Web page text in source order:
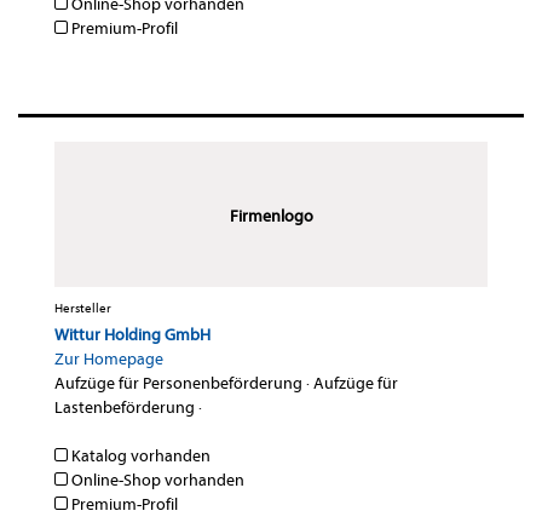
Online-Shop vorhanden
Premium-Profil
Firmenlogo
Hersteller
Wittur Holding GmbH
Zur Homepage
Aufzüge für Personenbeförderung ·Aufzüge für
Lastenbeförderung ·
Katalog vorhanden
Online-Shop vorhanden
Premium-Profil